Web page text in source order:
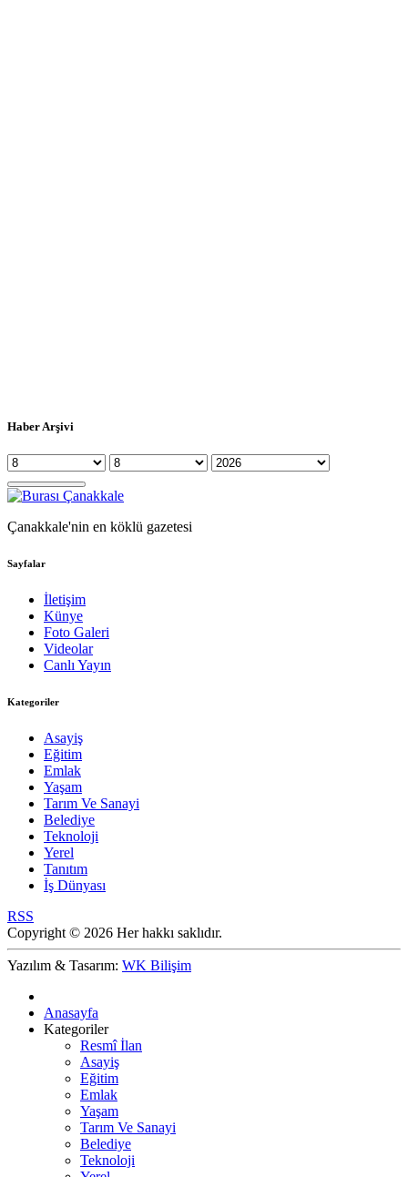
Haber Arşivi
Çanakkale'nin en köklü gazetesi
Sayfalar
İletişim
Künye
Foto Galeri
Videolar
Canlı Yayın
Kategoriler
Asayiş
Eğitim
Emlak
Yaşam
Tarım Ve Sanayi
Belediye
Teknoloji
Yerel
Tanıtım
İş Dünyası
RSS
Copyright © 2026 Her hakkı saklıdır.
Yazılım & Tasarım: WK Bilişim
Anasayfa
Kategoriler
Resmî İlan
Asayiş
Eğitim
Emlak
Yaşam
Tarım Ve Sanayi
Belediye
Teknoloji